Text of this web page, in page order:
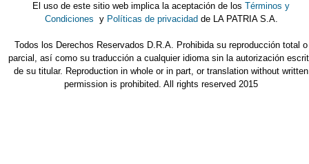
El uso de este sitio web implica la aceptación de losTérminos y
Condiciones y Políticas de privacidad de LA PATRIA S.A.
Todos los Derechos Reservados D.R.A. Prohibida su reproducción total o
parcial, así como su traducción a cualquier idioma sin la autorización
de su titular. Reproduction in whole or in part, or translation without written
permission is prohibited. All rights reserved 2015